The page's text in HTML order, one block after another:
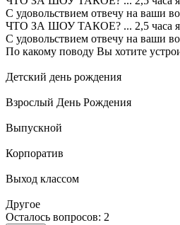
С удовольствием отвечу на ваши
ЧТО ЗА ШОУ ТАКОЕ? ... 2,5 часа
С удовольствием отвечу на ваши
По какому поводу Вы хотите
Детский день рождения
Взрослый День Рождения
Выпускной
Корпоратив
Выход классом
Другое
Осталось вопросов: 2